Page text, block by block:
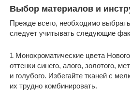
Выбор материалов и
Прежде всего, необходимо
следует учитывать следующие
1 Монохроматические цвета
оттенки синего, алого, золотого,
и голубого. Избегайте тканей с
их трудно комбинировать.